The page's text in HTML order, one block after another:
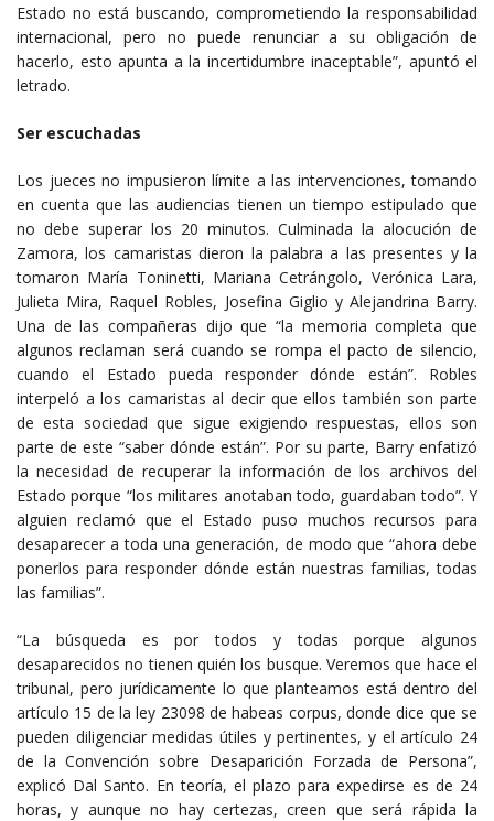
Estado no está buscando, comprometiendo la responsabilidad
internacional, pero no puede renunciar a su obligación de
hacerlo, esto apunta a la incertidumbre inaceptable”, apuntó el
letrado.
Ser escuchadas
Los jueces no impusieron límite a las intervenciones, tomando
en cuenta que las audiencias tienen un tiempo estipulado que
no debe superar los 20 minutos. Culminada la alocución de
Zamora, los camaristas dieron la palabra a las presentes y la
tomaron María Toninetti, Mariana Cetrángolo, Verónica Lara,
Julieta Mira, Raquel Robles, Josefina Giglio y Alejandrina Barry.
Una de las compañeras dijo que “la memoria completa que
algunos reclaman será cuando se rompa el pacto de silencio,
cuando el Estado pueda responder dónde están”. Robles
interpeló a los camaristas al decir que ellos también son parte
de esta sociedad que sigue exigiendo respuestas, ellos son
parte de este “saber dónde están”. Por su parte, Barry enfatizó
la necesidad de recuperar la información de los archivos del
Estado porque “los militares anotaban todo, guardaban todo”. Y
alguien reclamó que el Estado puso muchos recursos para
desaparecer a toda una generación, de modo que “ahora debe
ponerlos para responder dónde están nuestras familias, todas
las familias”.
“La búsqueda es por todos y todas porque algunos
desaparecidos no tienen quién los busque. Veremos que hace el
tribunal, pero jurídicamente lo que planteamos está dentro del
artículo 15 de la ley 23098 de habeas corpus, donde dice que se
pueden diligenciar medidas útiles y pertinentes, y el artículo 24
de la Convención sobre Desaparición Forzada de Persona”,
explicó Dal Santo. En teoría, el plazo para expedirse es de 24
horas, y aunque no hay certezas, creen que será rápida la